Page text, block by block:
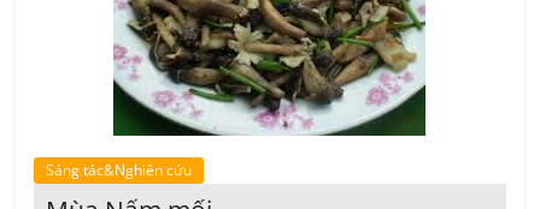
Sáng tác&Nghiên cứu